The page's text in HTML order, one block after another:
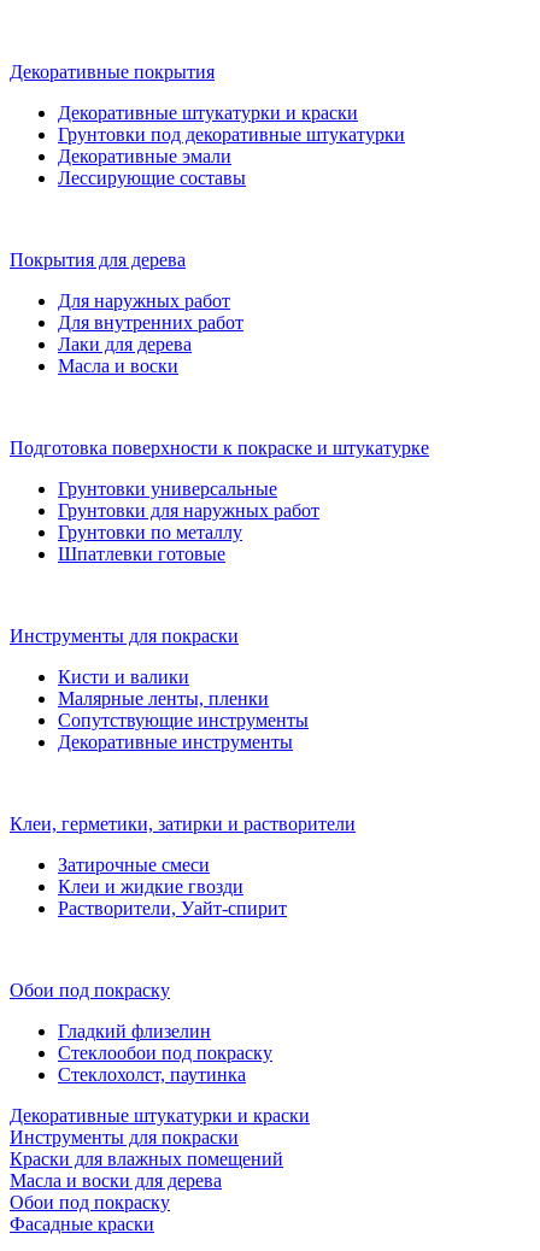
Декоративные покрытия
Декоративные штукатурки и краски
Грунтовки под декоративные штукатурки
Декоративные эмали
Лессирующие составы
Покрытия для дерева
Для наружных работ
Для внутренних работ
Лаки для дерева
Масла и воски
Подготовка поверхности к покраске и штукатурке
Грунтовки универсальные
Грунтовки для наружных работ
Грунтовки по металлу
Шпатлевки готовые
Инструменты для покраски
Кисти и валики
Малярные ленты, пленки
Сопутствующие инструменты
Декоративные инструменты
Клеи, герметики, затирки и растворители
Затирочные смеси
Клеи и жидкие гвозди
Растворители, Уайт-спирит
Обои под покраску
Гладкий флизелин
Стеклообои под покраску
Стеклохолст, паутинка
Декоративные штукатурки и краски
Инструменты для покраски
Краски для влажных помещений
Масла и воски для дерева
Обои под покраску
Фасадные краски